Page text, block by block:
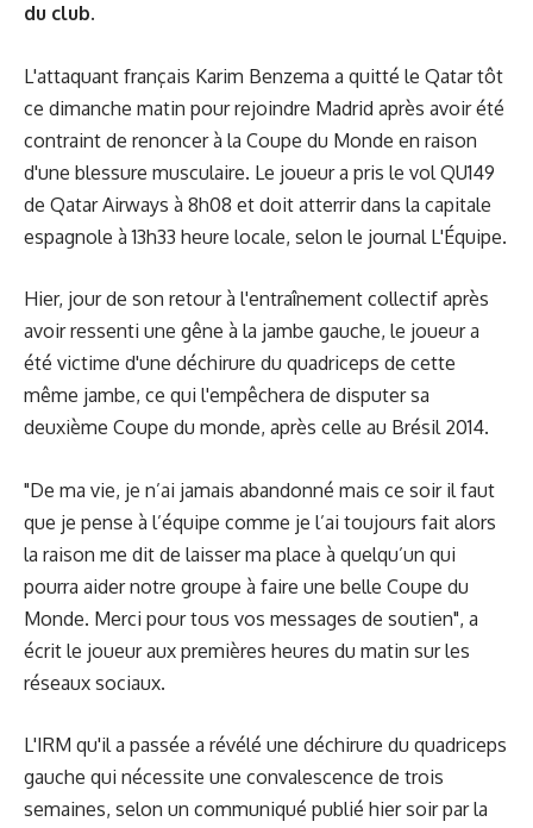
du club.
L'attaquant français Karim Benzema a quitté le Qatar tôt
ce dimanche matin pour rejoindre Madrid après avoir été
contraint de renoncer à la Coupe du Monde en raison
d'une blessure musculaire. Le joueur a pris le vol QU149
de Qatar Airways à 8h08 et doit atterrir dans la capitale
espagnole à 13h33 heure locale, selon le journal L'Équipe.
Hier, jour de son retour à l'entraînement collectif après
avoir ressenti une gêne à la jambe gauche, le joueur a
été victime d'une déchirure du quadriceps de cette
même jambe, ce qui l'empêchera de disputer sa
deuxième Coupe du monde, après celle au Brésil 2014.
"De ma vie, je n’ai jamais abandonné mais ce soir il faut
que je pense à l’équipe comme je l’ai toujours fait alors
la raison me dit de laisser ma place à quelqu’un qui
pourra aider notre groupe à faire une belle Coupe du
Monde. Merci pour tous vos messages de soutien", a
écrit le joueuraux premières heures du matin sur les
réseaux sociaux.
L'IRM qu'il a passée a révélé une déchirure du quadriceps
gauche qui nécessite une convalescence de trois
semaines, selon un communiqué publié hier soir par la